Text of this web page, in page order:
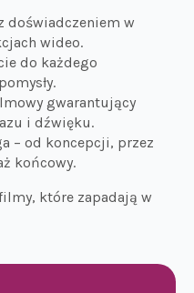
doświadczeniem w
wideo.
do każdego
gwarantujący
i dźwięku.
– od koncepcji, przez
końcowy.
które zapadają w